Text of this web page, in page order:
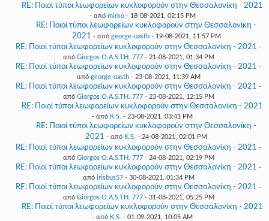
RE: Ποιοί τύποι λεωφορείων κυκλοφορούν στην Θεσσαλονίκη - 2021
- από mirko- 18-08-2021, 02:15 PM
RE: Ποιοί τύποι λεωφορείων κυκλοφορούν στην Θεσσαλονίκη -
2021 - από george-oasth- 19-08-2021, 11:57 PM
RE: Ποιοί τύποι λεωφορείων κυκλοφορούν στην Θεσσαλονίκη - 2021 -
από Giorgos O.A.S.TH. 777- 21-08-2021, 01:34 PM
RE: Ποιοί τύποι λεωφορείων κυκλοφορούν στην Θεσσαλονίκη - 2021 -
από george-oasth- 23-08-2021, 11:39 AM
RE: Ποιοί τύποι λεωφορείων κυκλοφορούν στην Θεσσαλονίκη - 2021 -
από Giorgos O.A.S.TH. 777- 23-08-2021, 12:15 PM
RE: Ποιοί τύποι λεωφορείων κυκλοφορούν στην Θεσσαλονίκη - 2021
- από K.S. - 23-08-2021, 03:41 PM
RE: Ποιοί τύποι λεωφορείων κυκλοφορούν στην Θεσσαλονίκη -
2021 - από K.S. - 24-08-2021, 02:01 PM
RE: Ποιοί τύποι λεωφορείων κυκλοφορούν στην Θεσσαλονίκη - 2021 -
από Giorgos O.A.S.TH. 777- 24-08-2021, 02:19 PM
RE: Ποιοί τύποι λεωφορείων κυκλοφορούν στην Θεσσαλονίκη - 2021 -
από irisbus57- 30-08-2021, 01:34 PM
RE: Ποιοί τύποι λεωφορείων κυκλοφορούν στην Θεσσαλονίκη - 2021 -
από Giorgos O.A.S.TH. 777- 31-08-2021, 05:25 PM
RE: Ποιοί τύποι λεωφορείων κυκλοφορούν στην Θεσσαλονίκη - 2021
- από K.S. - 01-09-2021, 10:05 AM